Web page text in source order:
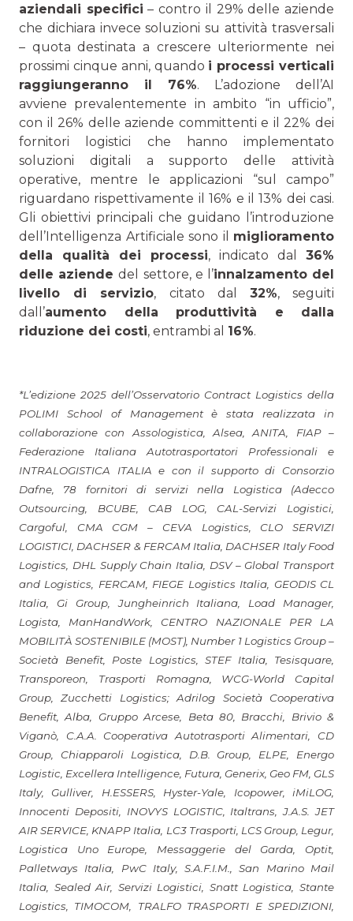
aziendali specifici – contro il 29% delle aziende
che dichiara invece soluzioni su attività trasversali
– quota destinata a crescere ulteriormente nei
prossimi cinque anni, quando i processi verticali
raggiungeranno il 76%. L’adozione dell’AI
avviene prevalentemente in ambito “in ufficio”,
con il 26% delle aziende committenti e il 22% dei
fornitori logistici che hanno implementato
soluzioni digitali a supporto delle attività
operative, mentre le applicazioni “sul campo”
riguardano rispettivamente il 16% e il 13% dei casi.
Gli obiettivi principali che guidano l’introduzione
dell’Intelligenza Artificiale sono il miglioramento
della qualità dei processi, indicato dal 36%
delle aziendedel settore, e l’innalzamento del
livello di servizio, citato dal 32%, seguiti
dall’aumento della produttività e dalla
riduzione dei costi, entrambi al 16%.
*L’edizione 2025 dell’Osservatorio Contract Logistics della
POLIMI School of Management è stata realizzata in
collaborazione con Assologistica, Alsea, ANITA, FIAP –
Federazione Italiana Autotrasportatori Professionali e
INTRALOGISTICA ITALIA e con il supporto di Consorzio
Dafne, 78 fornitori di servizi nella Logistica (Adecco
Outsourcing, BCUBE, CAB LOG, CAL-Servizi Logistici,
Cargoful, CMA CGM – CEVA Logistics, CLO SERVIZI
LOGISTICI, DACHSER & FERCAM Italia, DACHSER Italy Food
Logistics, DHL Supply Chain Italia, DSV – Global Transport
and Logistics, FERCAM, FIEGE Logistics Italia, GEODIS CL
Italia, Gi Group, Jungheinrich Italiana, Load Manager,
Logista, ManHandWork, CENTRO NAZIONALE PER LA
MOBILITÀ SOSTENIBILE (MOST), Number 1 Logistics Group –
Società Benefit, Poste Logistics, STEF Italia, Tesisquare,
Transporeon, Trasporti Romagna, WCG-World Capital
Group, Zucchetti Logistics; Adrilog Società Cooperativa
Benefit, Alba, Gruppo Arcese, Beta 80, Bracchi, Brivio &
Viganò, C.A.A. Cooperativa Autotrasporti Alimentari, CD
Group, Chiapparoli Logistica, D.B. Group, ELPE, Energo
Logistic, Excellera Intelligence, Futura, Generix, Geo FM, GLS
Italy, Gulliver, H.ESSERS, Hyster-Yale, Icopower, iMiLOG,
Innocenti Depositi, INOVYS LOGISTIC, Italtrans, J.A.S. JET
AIR SERVICE, KNAPP Italia, LC3 Trasporti, LCS Group, Legur,
Logistica Uno Europe, Messaggerie del Garda, Optit,
Palletways Italia, PwC Italy, S.A.F.I.M., San Marino Mail
Italia, Sealed Air, Servizi Logistici, Snatt Logistica, Stante
Logistics, TIMOCOM, TRALFO TRASPORTI E SPEDIZIONI,